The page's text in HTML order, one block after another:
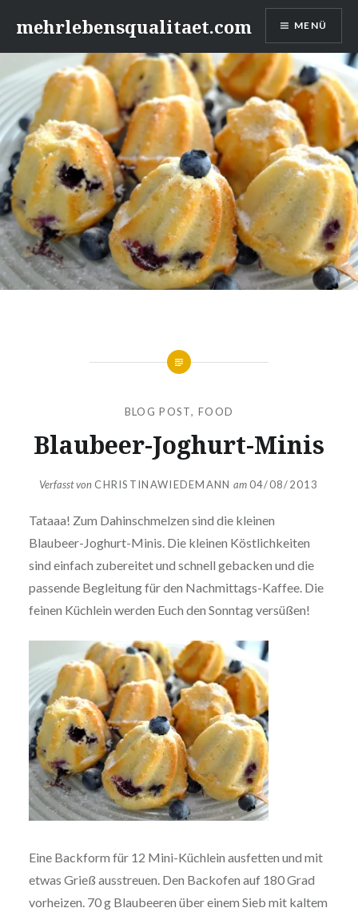
Inhalt
springen
mehrlebensqualitaet.com MENÜ
BLOG POST,FOOD
Blaubeer-Joghurt-Minis
Verfasst von CHRISTINAWIEDEMANN am 04/08/2013
Tataaa! Zum Dahinschmelzen sind die kleinen
Blaubeer-Joghurt-Minis. Die kleinen Köstlichkeiten
sind einfach zubereitet und schnell gebacken und die
passende Begleitung für den Nachmittags-Kaffee. Die
feinen Küchlein werden Euch den Sonntag versüßen!
Eine Backform für 12 Mini-Küchlein ausfetten und mit
etwas Grieß ausstreuen. Den Backofen auf 180 Grad
vorheizen. 70 g Blaubeeren über einem Sieb mit kaltem